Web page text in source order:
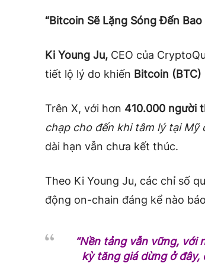
“Bitcoin Sẽ Lặng Sóng Đến
Ki Young Ju, CEO của
tiết lộ lý do khiến Bitcoin (BTC)
Trên X, với hơn 410.000 người
chạp cho đến khi tâm lý tại Mỹ
dài hạn vẫn chưa kết thúc.
Theo Ki Young Ju, các chỉ số
động on-chain đáng kể nào
“Nền tảng vẫn vững, với
kỳ tăng giá dừng ở đây,